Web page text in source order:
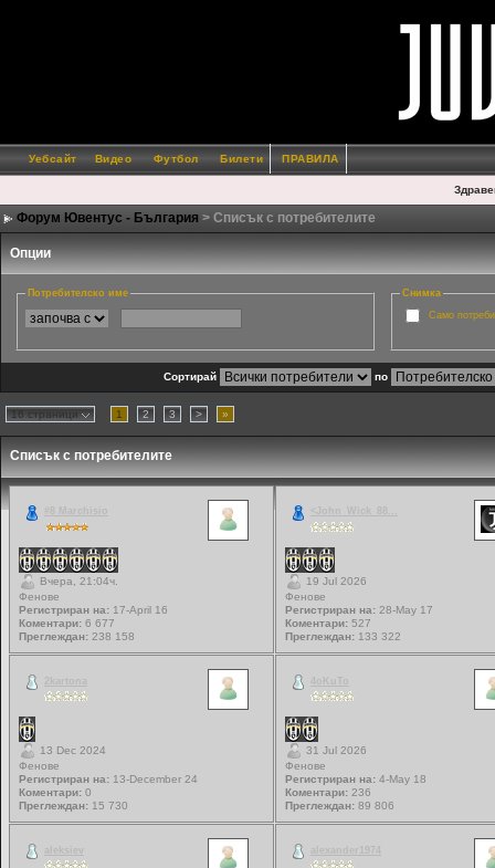
Уебсайт Видео Футбол Билети ПРАВИЛА
Форум Ювентус - България > Списък с потребителите
Опции
Потребителско име Снимка
Само
Сортирай по
16 страници 1 2 3 > »
Списък с потребителите
Вчера, 21:04ч.
Фенове
Регистриран на: 17-April 16
Коментари: 6 677
Преглеждан: 238 158
19 Jul 2026
Фенове
Регистриран на: 28-May 17
Коментари: 527
Преглеждан: 133 322
13 Dec 2024
Фенове
Регистриран на: 13-December 24
Коментари: 0
Преглеждан: 15 730
31 Jul 2026
Фенове
Регистриран на: 4-May 18
Коментари: 236
Преглеждан: 89 806